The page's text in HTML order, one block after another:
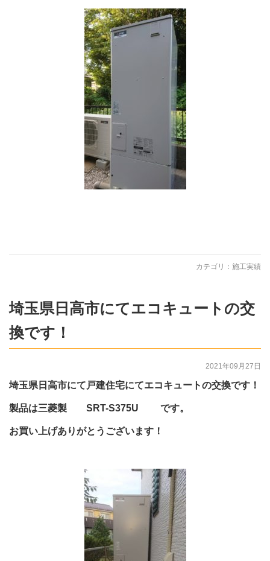
カテゴリ： 施工実績
埼玉県日高市にてエコキュートの交
換です！
2021年09月27日
埼玉県日高市にて戸建住宅にてエコキュートの交換です！
製品は三菱製 SRT-S375U です。
お買い上げありがとうございます！